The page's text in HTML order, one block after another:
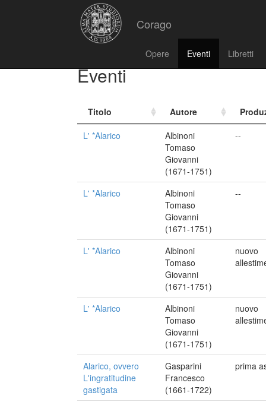
Corago
Opere Eventi Libretti
Eventi
Titolo Autore
L' *Alarico
Albinoni
Tomaso
Giovanni
(1671-1751)
--
L' *Alarico
Albinoni
Tomaso
Giovanni
(1671-1751)
--
L' *Alarico
Albinoni
Tomaso
Giovanni
(1671-1751)
nuovo
L' *Alarico
Albinoni
Tomaso
Giovanni
(1671-1751)
nuovo
Alarico, ovvero
L'ingratitudine
gastigata
Gasparini
Francesco
(1661-1722)
prima